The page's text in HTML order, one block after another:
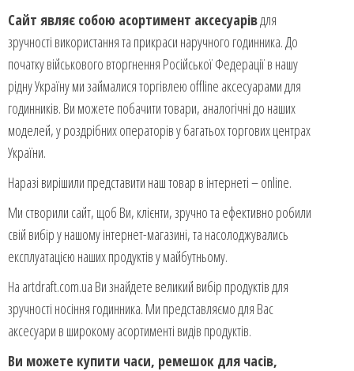
Сайт являє собою асортимент аксесуарівдля
зручності використання та прикраси наручного годинника. До
початку військового вторгнення Російської Федерації в нашу
рідну Україну ми займалися торгівлею offline аксесуарами для
годинників. Ви можете побачити товари, аналогічні до наших
моделей, у роздрібних операторів у багатьох торгових центрах
України.
Наразі вирішили представити наш товар в інтернеті – online.
Ми створили сайт, щоб Ви, клієнти, зручно та ефективно робили
свій вибір у нашому інтернет-магазині, та насолоджувались
експлуатацією наших продуктів у майбутньому.
На artdraft.com.ua Ви знайдете великий вибір продуктів для
зручності носіння годинника. Ми представляємо для Вас
аксесуари в широкому асортименті видів продуктів.
Ви можете купити часи, ремешок для часів,